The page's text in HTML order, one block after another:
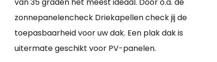
zonnepanelencheck Driekapellen check jij de
toepasbaarheid voor uw dak. Een plak dak is
uitermate geschikt voor PV-panelen.